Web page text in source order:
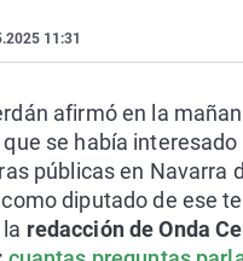
11:31
afirmó en la
se había
públicas en Navarra
diputado de ese
redacción de Onda